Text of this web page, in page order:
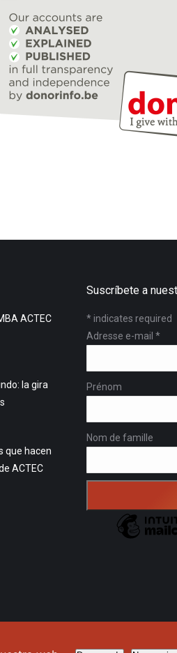
ACTEC
la gira
que hacen
ACTEC
Suscríbete a
*indicates required
Adresse e-mail*
Prénom
Nom de famille